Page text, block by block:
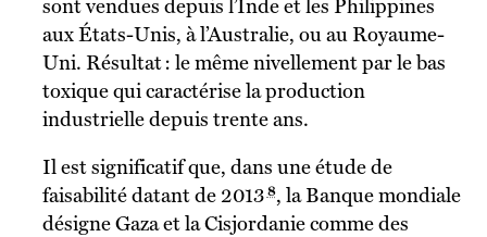
sont vendues depuis l’Inde et les Philippines
aux États-Unis, à l’Australie, ou au Royaume-
Uni. Résultat : le même nivellement par le bas
toxique qui caractérise la production
industrielle depuis trente ans.
Il est significatif que, dans une étude de
faisabilité datant de 20138, la Banque mondiale
désigne Gaza et la Cisjordanie comme des